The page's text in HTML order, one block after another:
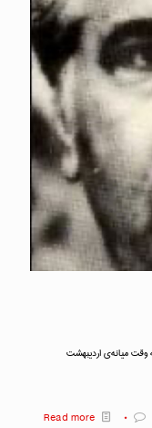
وقت میانه‌ی اردیبهشت
۰ Read more